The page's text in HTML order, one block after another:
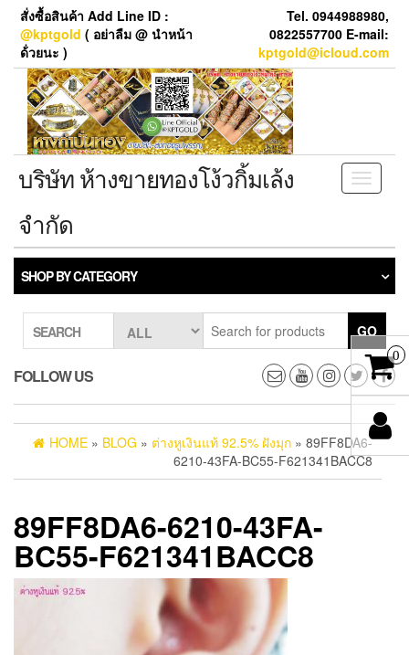
Skip
content
สั่งซื้อสินค้า Add Line ID :
@kptgold ( อย่าลืม @ นำหน้า
ด้่วยนะ )
Tel. 0944988980,
0822557700 E-mail:
kptgold@icloud.com
Toggle
บริษัท ห้างขายทองโง้วกิ้มเล้ง
จำกัด
SHOP BY CATEGORY
SEARCH GO
FOLLOW US
HOME » BLOG » ต่างหูเงินแท้ 92.5% ฝังมุก » 89FF8DA6-
6210-43FA-BC55-F621341BACC8
89FF8DA6-6210-43FA-
BC55-F621341BACC8
0